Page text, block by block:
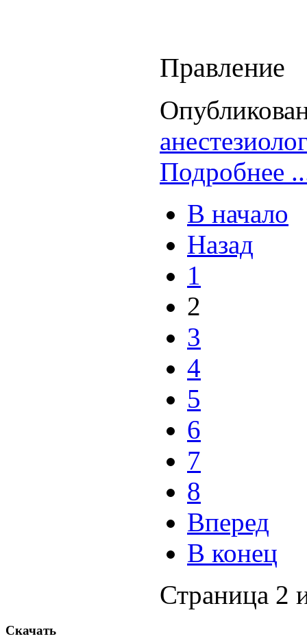
Правление
Подробнее
В начало
Назад
1
2
3
4
5
6
7
8
Вперед
В конец
Страница 2
Скачать